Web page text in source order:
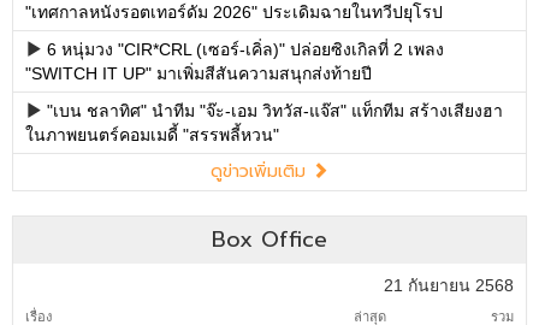
"เทศกาลหนังรอตเทอร์ดัม 2026" ประเดิมฉายในทวีปยุโรป
6 หนุ่มวง "CIR*CRL (เซอร์-เคิ่ล)" ปล่อยซิงเกิลที่ 2 เพลง
"SWITCH IT UP" มาเพิ่มสีสันความสนุกส่งท้ายปี
"เบน ชลาทิศ" นำทีม "จ๊ะ-เอม วิทวัส-แจ๊ส" แท็กทีม สร้างเสียงฮา
ในภาพยนตร์คอมเมดี้ "สรรพลี้หวน"
ดูข่าวเพิ่มเติม
Box Office
21 กันยายน 2568
เรื่อง ล่าสุด รวม